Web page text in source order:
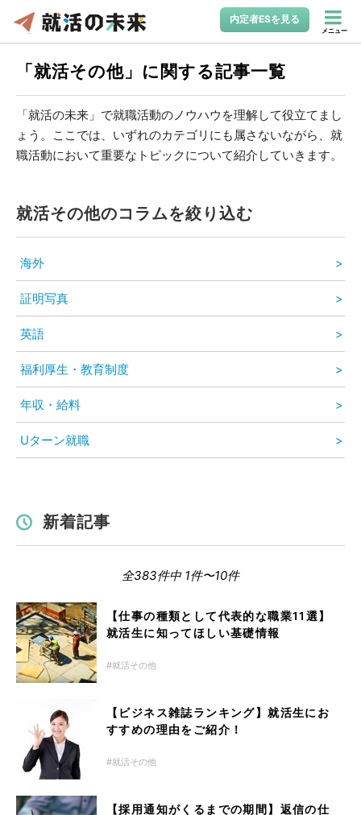
内定者ESを見る
メニュー
「就活その他」に関する記事一覧
「就活の未来」で就職活動のノウハウを理解して役立てまし
ょう。ここでは、いずれのカテゴリにも属さないながら、就
職活動において重要なトピックについて紹介していきます。
就活その他のコラムを絞り込む
海外
証明写真
英語
福利厚生・教育制度
年収・給料
Uターン就職
新着記事
全383件中 1件〜10件
【仕事の種類として代表的な職業11選】
就活生に知ってほしい基礎情報
就活その他
【ビジネス雑誌ランキング】就活生にお
すすめの理由をご紹介！
就活その他
【採用通知がくるまでの期間】返信の仕